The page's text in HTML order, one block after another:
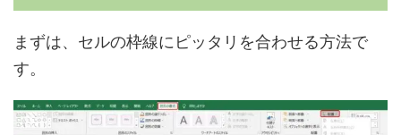
まずは、セルの枠線にピッタリを合わせる方法で
す。